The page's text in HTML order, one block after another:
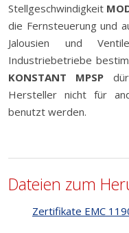
Stellgeschwindigkeit
die Fernsteuerung und
Jalousien und
Industriebetriebe
KONSTANT MPSP
Hersteller nicht für
benutzt werden.
Dateien zum
Zertifikate EMC